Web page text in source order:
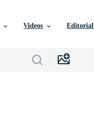
Videos Editorial